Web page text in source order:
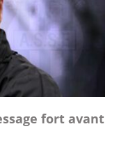
fort avant